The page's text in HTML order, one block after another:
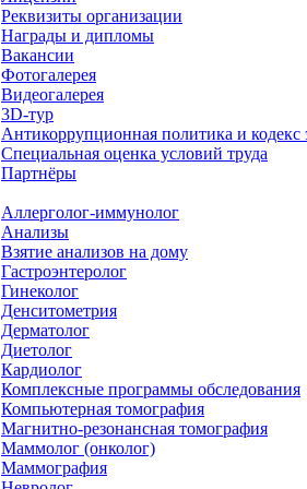
Реквизиты организации
Награды и дипломы
Вакансии
Фотогалерея
Видеогалерея
3D-тур
Антикоррупционная политика и кодекс
Специальная оценка условий труда
Партнёры
Аллерголог-иммунолог
Анализы
Взятие анализов на дому
Гастроэнтеролог
Гинеколог
Денситометрия
Дерматолог
Диетолог
Кардиолог
Комплексные программы обследования
Компьютерная томография
Магнитно-резонансная томография
Маммолог (онколог)
Маммография